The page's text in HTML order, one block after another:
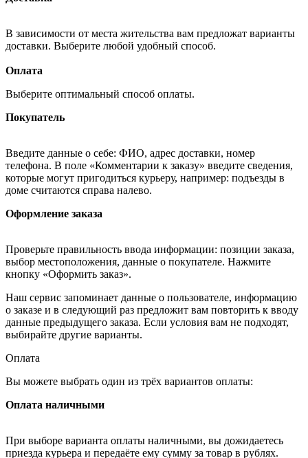
В зависимости от места жительства вам предложат варианты
доставки. Выберите любой удобный способ.
Оплата
Выберите оптимальный способ оплаты.
Покупатель
Введите данные о себе: ФИО, адрес доставки, номер
телефона. В поле «Комментарии к заказу» введите сведения,
которые могут пригодиться курьеру, например: подъезды в
доме считаются справа налево.
Оформление заказа
Проверьте правильность ввода информации: позиции заказа,
выбор местоположения, данные о покупателе. Нажмите
кнопку «Оформить заказ».
Наш сервис запоминает данные о пользователе, информацию
о заказе и в следующий раз предложит вам повторить к вводу
данные предыдущего заказа. Если условия вам не подходят,
выбирайте другие варианты.
Оплата
Вы можете выбрать один из трёх вариантов оплаты:
Оплата наличными
При выборе варианта оплаты наличными, вы дожидаетесь
приезда курьера и передаёте ему сумму за товар в рублях.